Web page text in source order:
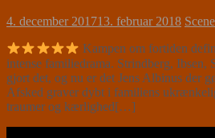
4. december 201713. februar 2018
Kampen om fortiden
intense familiedrama. Strindberg, Ibsen,
gjort det, og nu er det Jens Albinus der
Afsked graver dybt i familiens
traumer og kærlighed[…]